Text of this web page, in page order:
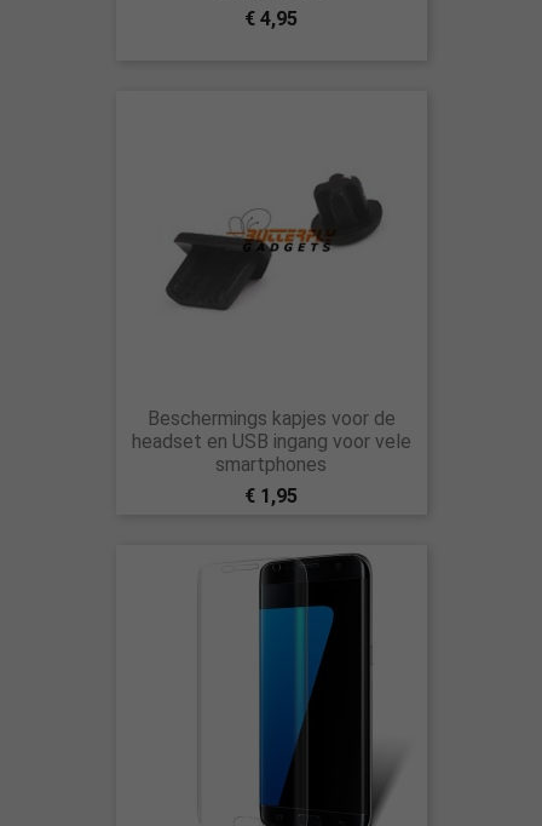
€ 4,95
Beschermings kapjes voor de
headset en USB ingang voor vele
smartphones
€ 1,95